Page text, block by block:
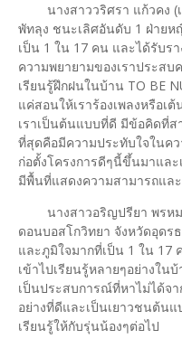
นางสาววริศรา แก้วคง (
พัทลุง ชนะเลิศอันดับ 1 ฝ่ายห
เป็น 1 ใน 17 คน และได้รับร
ความพยายามของเราประสบ
เรียนรู้ฝึกฝนในบ้าน TO BE
แค่สอนให้เราร้องเพลงหรือเ
เราเป็นต้นแบบที่ดี มีข้อคิดที่
ที่สุดคือมีความประทับใจในค
ก่อตั้งโครงการดีๆนี้ขึ้นมาแล
มีพื้นที่แสดงความสามารถแล
นางสาวอริญปรียา พรห
ดอนบอสโกวิทยา จังหวัดอุดร
และภูมิใจมากที่เป็น 1 ใน 17
เข้าไปเรียนรู้หลายๆอย่างใน
เป็นประสบการณ์ที่หาไม่ได้จ
อย่างที่ดีและเป็นเยาวชนต้น
เรียนรู้ให้กับรุ่นน้องๆต่อไป